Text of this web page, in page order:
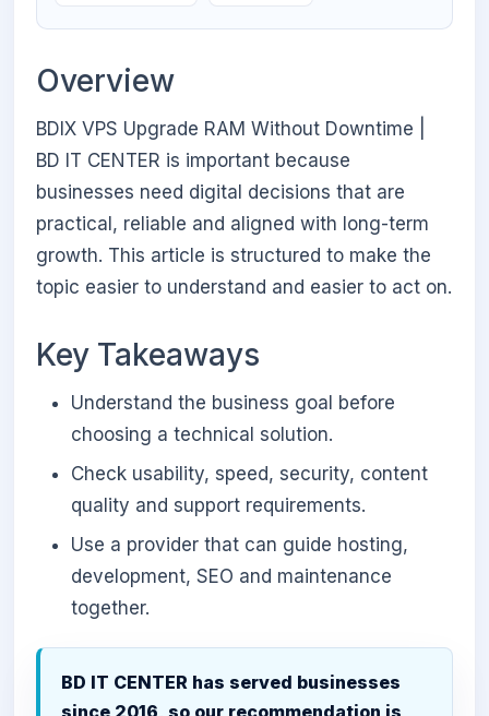
Overview
BDIX VPS Upgrade RAM Without Downtime |
BD IT CENTER is important because
businesses need digital decisions that are
practical, reliable and aligned with long-term
growth. This article is structured to make the
topic easier to understand and easier to act on.
Key Takeaways
Understand the business goal before
choosing a technical solution.
Check usability, speed, security, content
quality and support requirements.
Use a provider that can guide hosting,
development, SEO and maintenance
together.
BD IT CENTER has served businesses